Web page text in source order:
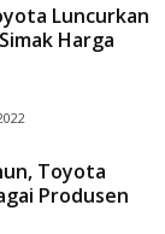
Luncurkan
Harga
Toyota
Produsen